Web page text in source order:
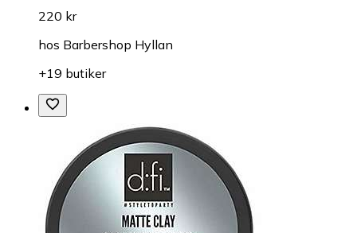
220 kr
hos Barbershop Hyllan
+19 butiker